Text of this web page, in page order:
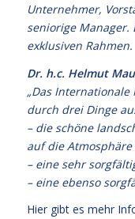
Unternehmer,
seniorige Manager.
exklusiven Rahmen.
Dr. h.c. Helmut
„Das
durch drei Dinge
– die schöne
auf die
– eine sehr
– eine ebenso
Hier gibt es mehr